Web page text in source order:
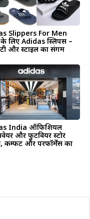
Slippers For Men
लिए Adidas स्लिपर्स –
और स्टाइल का संगम
India ऑफिशियल
और फुटवियर स्टोर
कम्फर्ट और परफॉर्मेंस का